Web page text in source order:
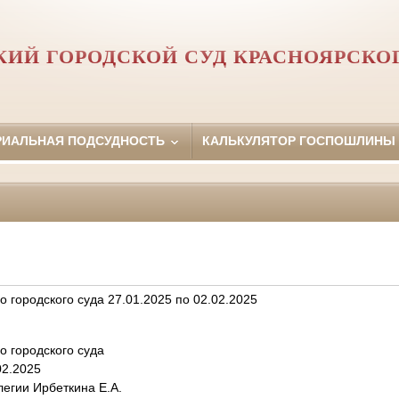
ГОРОДСКОЙ СУД
ПОДСУДНОСТЬ КАЛЬКУЛЯТОР ГОСПОШЛИНЫ
городского суда 27.01.2025 по 02.02.2025
городского суда
Ирбеткина Е.А.